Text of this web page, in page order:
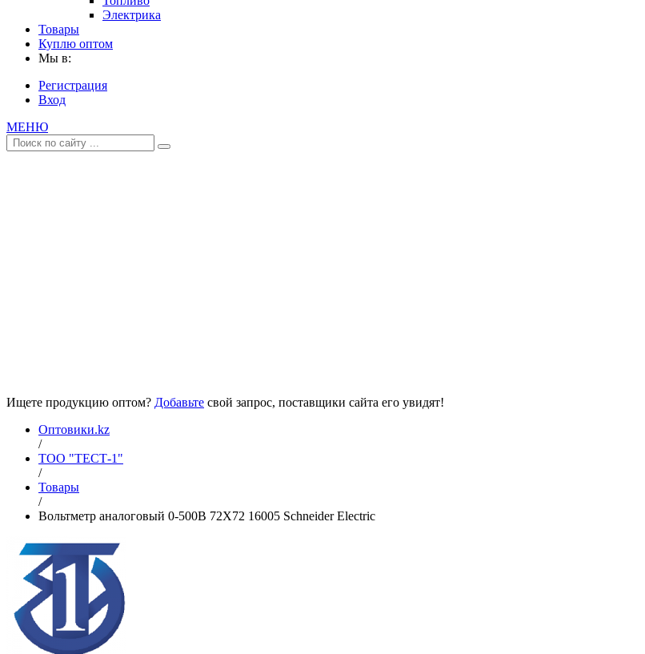
Электрика
Товары
Куплю оптом
Мы в:
Регистрация
Вход
МЕНЮ
Ищете продукцию оптом? Добавьте свой запрос, поставщики сайта его увидят!
Оптовики.kz
/
ТОО "ТЕСТ-1"
/
Товары
/
Вольтметр аналоговый 0-500В 72Х72 16005 Schneider Electric